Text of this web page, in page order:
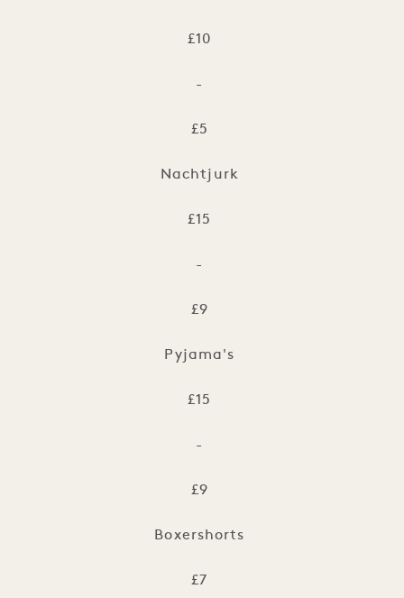
£10
-
£5
Nachtjurk
£15
-
£9
Pyjama's
£15
-
£9
Boxershorts
£7